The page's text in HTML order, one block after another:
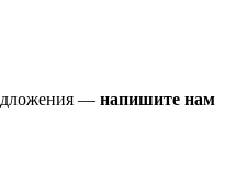
— напишите нам